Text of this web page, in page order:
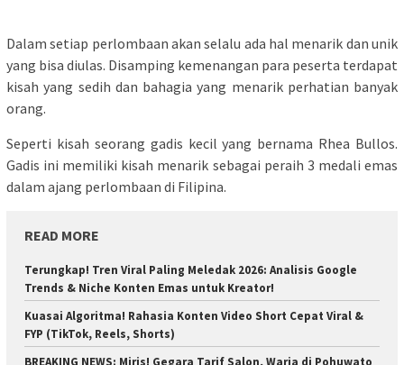
Dalam setiap perlombaan akan selalu ada hal menarik dan unik
yang bisa diulas. Disamping kemenangan para peserta terdapat
kisah yang sedih dan bahagia yang menarik perhatian banyak
orang.
Seperti kisah seorang gadis kecil yang bernama Rhea Bullos.
Gadis ini memiliki kisah menarik sebagai peraih 3 medali emas
dalam ajang perlombaan di Filipina.
READ MORE
Terungkap! Tren Viral Paling Meledak 2026: Analisis Google
Trends & Niche Konten Emas untuk Kreator!
Kuasai Algoritma! Rahasia Konten Video Short Cepat Viral &
FYP (TikTok, Reels, Shorts)
BREAKING NEWS: Miris! Gegara Tarif Salon, Waria di Pohuwato